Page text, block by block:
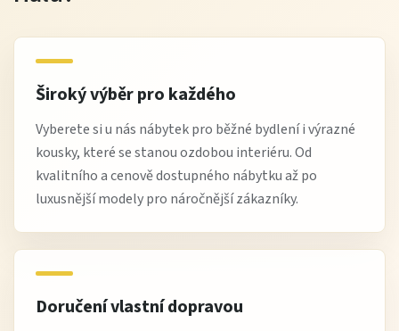
Široký výběr pro každého
Vyberete si u nás nábytek pro běžné bydlení i výrazné
kousky, které se stanou ozdobou interiéru. Od
kvalitního a cenově dostupného nábytku až po
luxusnější modely pro náročnější zákazníky.
Doručení vlastní dopravou